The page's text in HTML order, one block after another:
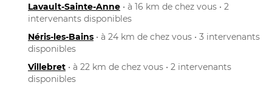
Lavault-Sainte-Anne • à 16 km de chez vous • 2
intervenants disponibles
Néris-les-Bains • à 24 km de chez vous • 3 intervenants
disponibles
Villebret • à 22 km de chez vous • 2 intervenants
disponibles